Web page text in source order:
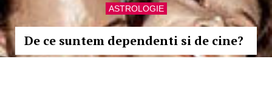
ASTROLOGIE
De ce suntem dependenti si de cine?